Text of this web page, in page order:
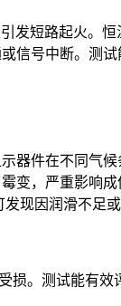
短路起火。
号中断。测
器件在不同气候
变，严重影响成
现因润滑不足
。测试能有效